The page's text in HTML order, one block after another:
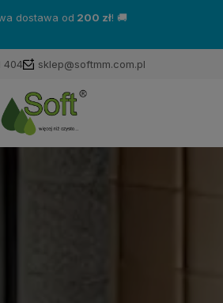
dostawa od 200 zł! 🚚
404 sklep@softmm.com.pl